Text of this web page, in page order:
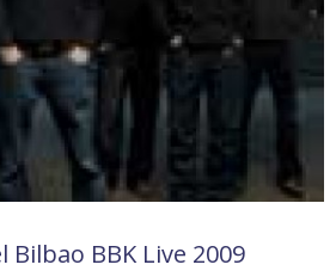
Bilbao BBK Live 2009